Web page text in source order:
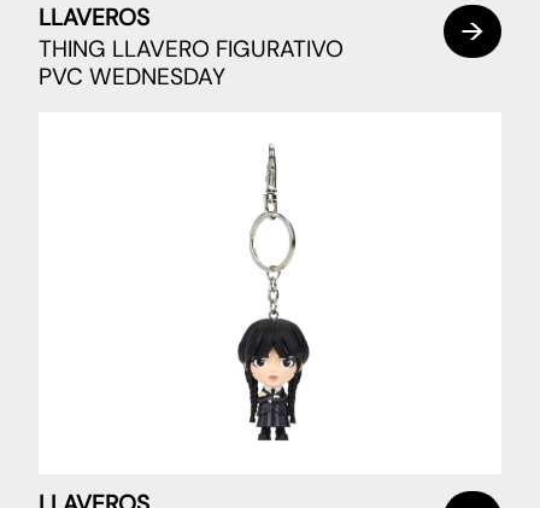
LLAVEROS
THING LLAVERO FIGURATIVO
PVC WEDNESDAY